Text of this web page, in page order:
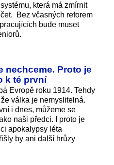
která má zmírnit
Bez včasných reforem
bude muset
nechceme. Proto je
k té první
Evropě roku 1914. Tehdy
válka je nemyslitelná.
i dnes, můžeme se
naši předci. I proto je
apokalypsy léta
by ani další hrůzy